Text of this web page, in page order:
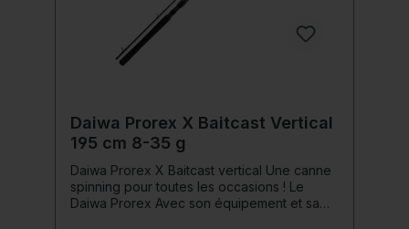
Daiwa Prorex X Baitcast Vertical
195 cm 8-35 g
Daiwa Prorex X Baitcast vertical Une canne
spinning pour toutes les occasions ! Le
Daiwa Prorex Avec son équipement et sa